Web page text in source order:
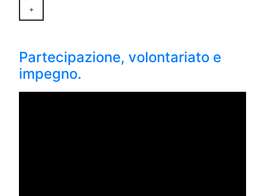
+
Partecipazione, volontariato e
impegno.